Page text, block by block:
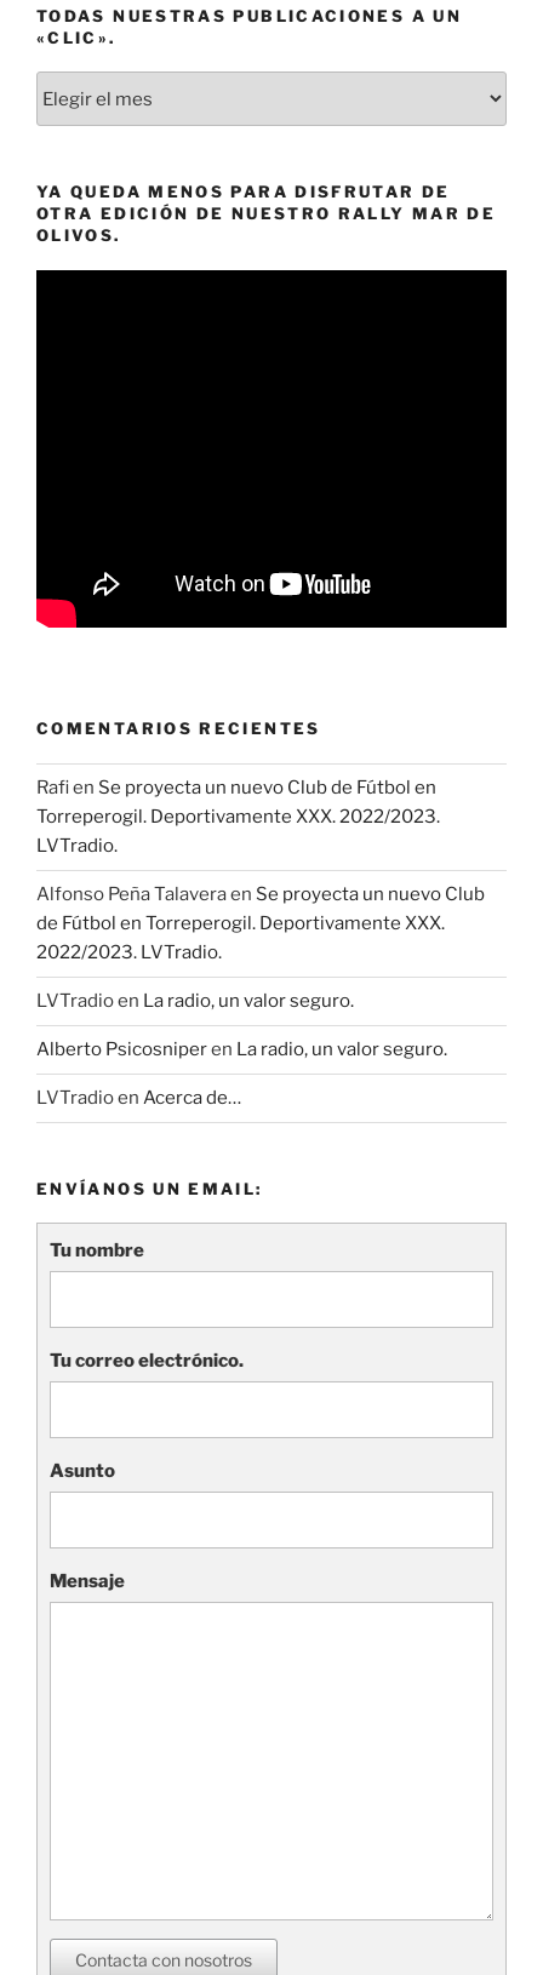
TODAS NUESTRAS PUBLICACIONES A UN
«CLIC».
nuestras
un
«clic».
YA QUEDA MENOS PARA DISFRUTAR DE
OTRA EDICIÓN DE NUESTRO RALLY MAR DE
OLIVOS.
COMENTARIOS RECIENTES
Rafien Se proyecta un nuevo Club de Fútbol en
Torreperogil. Deportivamente XXX. 2022/2023.
LVTradio.
Alfonso Peña Talaveraen Se proyecta un nuevo Club
de Fútbol en Torreperogil. Deportivamente XXX.
2022/2023. LVTradio.
LVTradioen La radio, un valor seguro.
Alberto Psicosniperen La radio, un valor seguro.
LVTradioen Acerca de…
ENVÍANOS UN EMAIL:
Tu nombre
Tu correo electrónico.
Asunto
Mensaje
Contacta con nosotros